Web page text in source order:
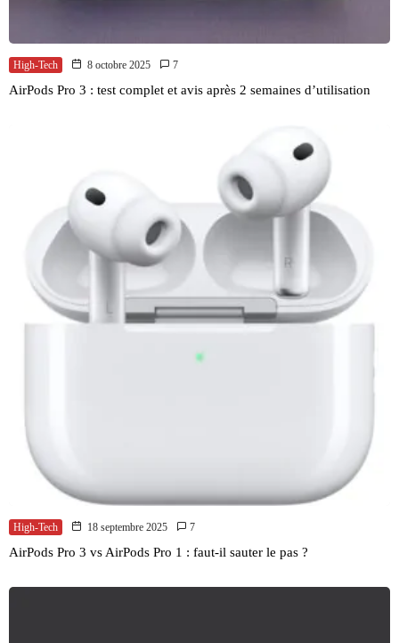
High-Tech 8 octobre 2025 7
AirPods Pro 3 : test complet et avis après 2 semaines d’utilisation
High-Tech 18 septembre 2025 7
AirPods Pro 3 vs AirPods Pro 1 : faut-il sauter le pas ?